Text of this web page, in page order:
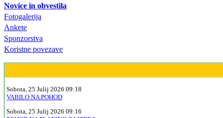
Novice in obvestila
Fotogalerija
Ankete
Sponzorstva
Koristne povezave
Sobota, 25 Julij 2026 09:18
VABILO NA POHOD
Sobota, 25 Julij 2026 09:16